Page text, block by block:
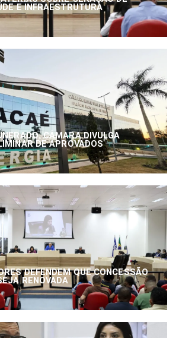
E INFRAESTRUTURA
CÂMARA DIVULGA
DE APROVADOS
DEFENDEM QUE CONCESSÃO
RENOVADA